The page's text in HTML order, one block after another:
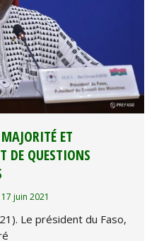
ET
DE QUESTIONS
17 juin 2021
Le président du Faso,